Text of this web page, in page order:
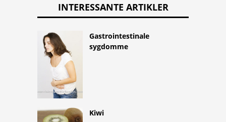
INTERESSANTE ARTIKLER
Gastrointestinale
sygdomme
Kiwi